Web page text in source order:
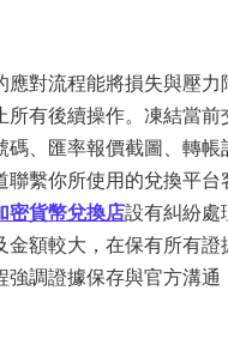
對流程能將損失與壓
有後續操作。凍結當
、匯率報價截圖、轉
繫你所使用的兌換平
密貨幣兌換店設有糾紛處
額較大，在保有所有證
調證據保存與官方溝通